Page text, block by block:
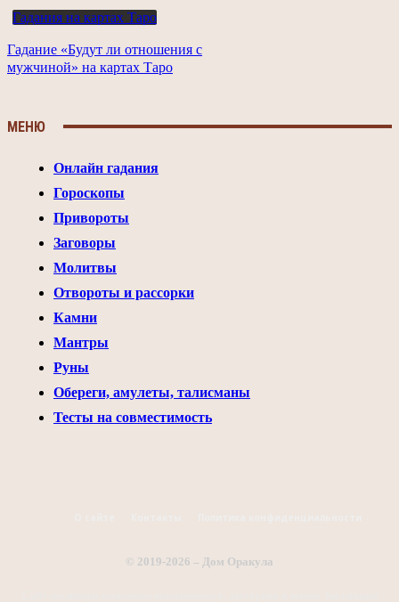
Гадания на картах Таро
Гадание «Будут ли отношения с
мужчиной» на картах Таро
МЕНЮ
Онлайн гадания
Гороскопы
Привороты
Заговоры
Молитвы
Отвороты и рассорки
Камни
Мантры
Руны
Обереги, амулеты, талисманы
Тесты на совместимость
© 2019-2026 – Дом Оракула